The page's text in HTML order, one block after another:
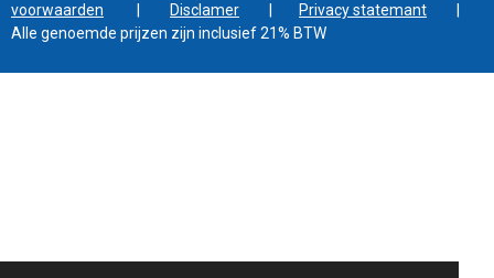
voorwaarden
Disclamer Privacy statemant
Alle genoemde prijzen zijn inclusief 21% BTW